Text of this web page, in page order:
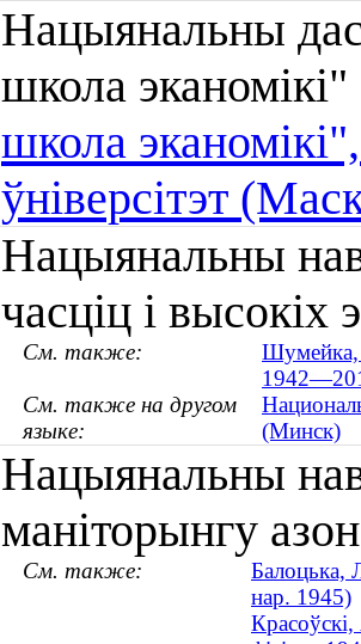
Нацыянальны
школа
школа
ўніверсітэт
Нацыянальны
часціц і высокіх
См. также:
Шумейка,
См. также на другом
языке:
(Минск)
Нацыянальны
маніторынгу
См. также:
Балоцька,
нар. 1945)